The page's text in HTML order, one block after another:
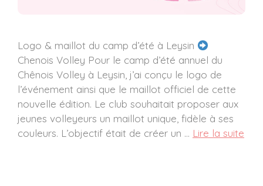
Logo & maillot du camp d’été à Leysin
Chenois Volley Pour le camp d’été annuel du
Chênois Volley à Leysin, j’ai conçu le logo de
l’événement ainsi que le maillot officiel de cette
nouvelle édition. Le club souhaitait proposer aux
jeunes volleyeurs un maillot unique, fidèle à ses
couleurs. L’objectif était de créer un … Lire la suite